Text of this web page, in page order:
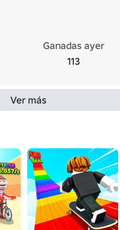
Ganadas ayer
113
Ver más